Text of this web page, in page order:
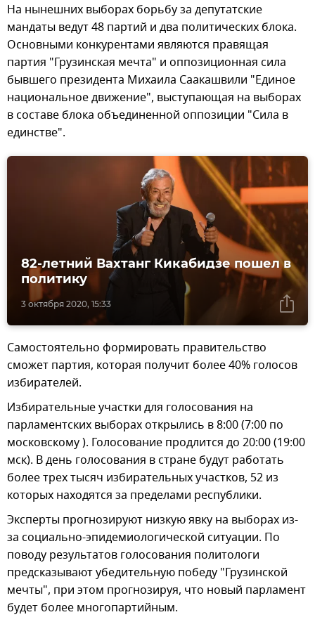
На нынешних выборах борьбу за депутатские
мандаты ведут 48 партий и два политических блока.
Основными конкурентами являются правящая
партия "Грузинская мечта" и оппозиционная сила
бывшего президента Михаила Саакашвили "Единое
национальное движение", выступающая на выборах
в составе блока объединенной оппозиции "Сила в
единстве".
3 октября 2020, 15:33
82-летний Вахтанг Кикабидзе пошел в
политику
Самостоятельно формировать правительство
сможет партия, которая получит более 40% голосов
избирателей.
Избирательные участки для голосования на
парламентских выборах открылись в 8:00 (7:00 по
московскому ). Голосование продлится до 20:00 (19:00
мск). В день голосования в стране будут работать
более трех тысяч избирательных участков, 52 из
которых находятся за пределами республики.
Эксперты прогнозируют низкую явку на выборах из-
за социально-эпидемиологической ситуации. По
поводу результатов голосования политологи
предсказывают убедительную победу "Грузинской
мечты", при этом прогнозируя, что новый парламент
будет более многопартийным.